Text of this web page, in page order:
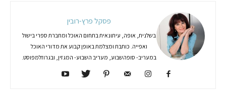
פסקל פרץ-רובין
בשלנית, אופה, עיתונאית בתחום האוכל ומחברת ספרי בישול
ואפייה. כותבת ומצלמת באופן קבוע את מדורי האוכל
במעריב- סופהשבוע, מעריב השבוע- המגזין, ובגרוזלמפוסט.